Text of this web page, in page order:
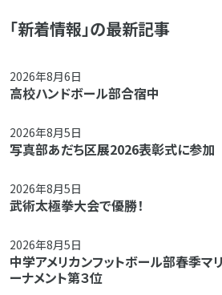
「新着情報」の最新記事
2026年8月6日
高校ハンドボール部合宿中
2026年8月5日
写真部あだち区展2026表彰式に参加
2026年8月5日
武術太極拳大会で優勝！
2026年8月5日
中学アメリカンフットボール部春季マ
ーナメント第３位